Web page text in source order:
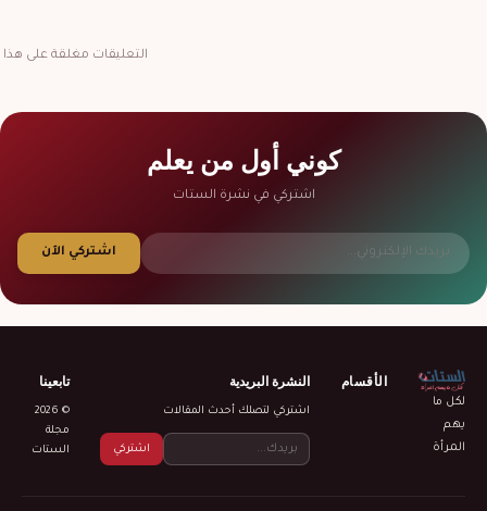
التعليقات مغلقة على هذا
كوني أول من يعلم
اشتركي في نشرة الستات
اشتركي الآن
لكل ما
يهم
المرأة
الأقسام النشرة البريدية
اشتركي لتصلك أحدث المقالات
اشتركي
تابعينا
© 2026
مجلة
الستات